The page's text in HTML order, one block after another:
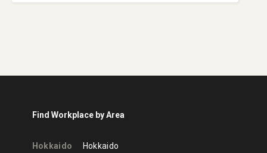
Find Workplace by Area
Hokkaido Hokkaido